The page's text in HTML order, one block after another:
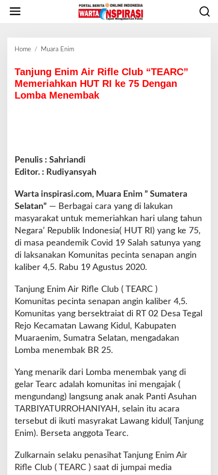
Home / Muara Enim
n
u
n
A
r
i
f
l
C
l
u
b
E
A
R
C
M
e
e
r
a
h
k
a
U
T
Tanjung Enim Air Rifle Club “TEARC”
Memeriahkan HUT RI ke 75 Dengan
Lomba Menembak
Penulis : Sahriandi
Editor. : Rudiyansyah
Warta inspirasi.com, Muara Enim ” Sumatera
Selatan” — Berbagai cara yang di lakukan
masyarakat untuk memeriahkan hari ulang tahun
Negara’ Republik Indonesia( HUT RI) yang ke 75,
di masa peandemik Covid 19 Salah satunya yang
di laksanakan Komunitas pecinta senapan angin
kaliber 4,5. Rabu 19 Agustus 2020.
Tanjung Enim Air Rifle Club ( TEARC )
Komunitas pecinta senapan angin kaliber 4,5.
Komunitas yang bersektraiat di RT 02 Desa Tegal
Rejo Kecamatan Lawang Kidul, Kabupaten
Muaraenim, Sumatra Selatan, mengadakan
Lomba menembak BR 25.
Yang menarik dari Lomba menembak yang di
gelar Tearc adalah komunitas ini mengajak (
mengundang) langsung anak anak Panti Asuhan
TARBIYATURROHANIYAH, selain itu acara
tersebut di ikuti masyrakat Lawang kidul( Tanjung
Enim). Berseta anggota Tearc.
Zulkarnain selaku penasihat Tanjung Enim Air
Rifle Club ( TEARC ) saat di jumpai media